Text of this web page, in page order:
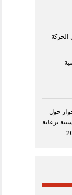
2026” يعزز الحوار حول
برعاية